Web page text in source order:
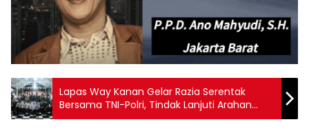
Lapas Way Kanan Gelar Razia Serentak
Bersama TNI-Polri, Tindak Lanjuti Arahan
Menteri Imigrasi dan Pemasyarakatan